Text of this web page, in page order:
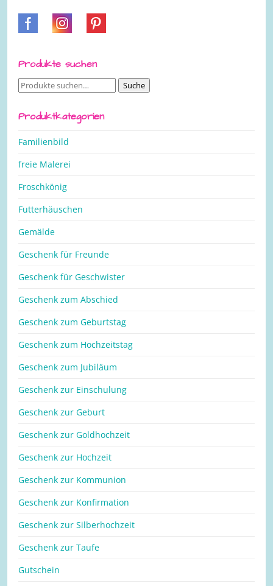
Produkte suchen
Suche
Suche
Produktkategorien
Familienbild
freie Malerei
Froschkönig
Futterhäuschen
Gemälde
Geschenk für Freunde
Geschenk für Geschwister
Geschenk zum Abschied
Geschenk zum Geburtstag
Geschenk zum Hochzeitstag
Geschenk zum Jubiläum
Geschenk zur Einschulung
Geschenk zur Geburt
Geschenk zur Goldhochzeit
Geschenk zur Hochzeit
Geschenk zur Kommunion
Geschenk zur Konfirmation
Geschenk zur Silberhochzeit
Geschenk zur Taufe
Gutschein